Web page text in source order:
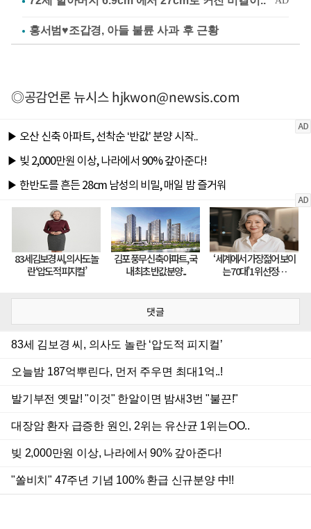
홍서범♥조갑경, 아들 불륜 사과 후 근황
◎공감언론 뉴시스hjkwon@newsis.com
댓글